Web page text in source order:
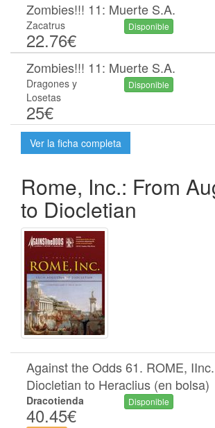
Zombies!!! 11: Muerte S.A.
Zacatrus
22.76€
Disponible
Zombies!!! 11: Muerte S.A.
Dragones y
Losetas
25€
Disponible
Ver la ficha completa
Rome, Inc.: From
to Diocletian
Against the Odds 61. ROME,
Diocletian to Heraclius (en bolsa)
Dracotienda
40.45€
Disponible